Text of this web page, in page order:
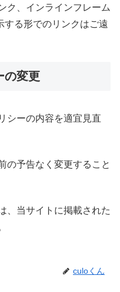
ク、インラインフレーム
する形でのリンクはご遠
の変更
シーの内容を適宜見直
の予告なく変更すること
、当サイトに掲載された
culoくん